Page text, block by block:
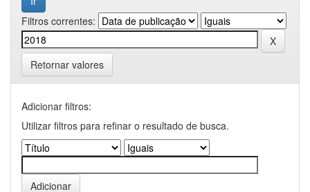
Filtros correntes:
Retornar valores
Adicionar filtros:
Utilizar filtros para refinar o resultado de busca.